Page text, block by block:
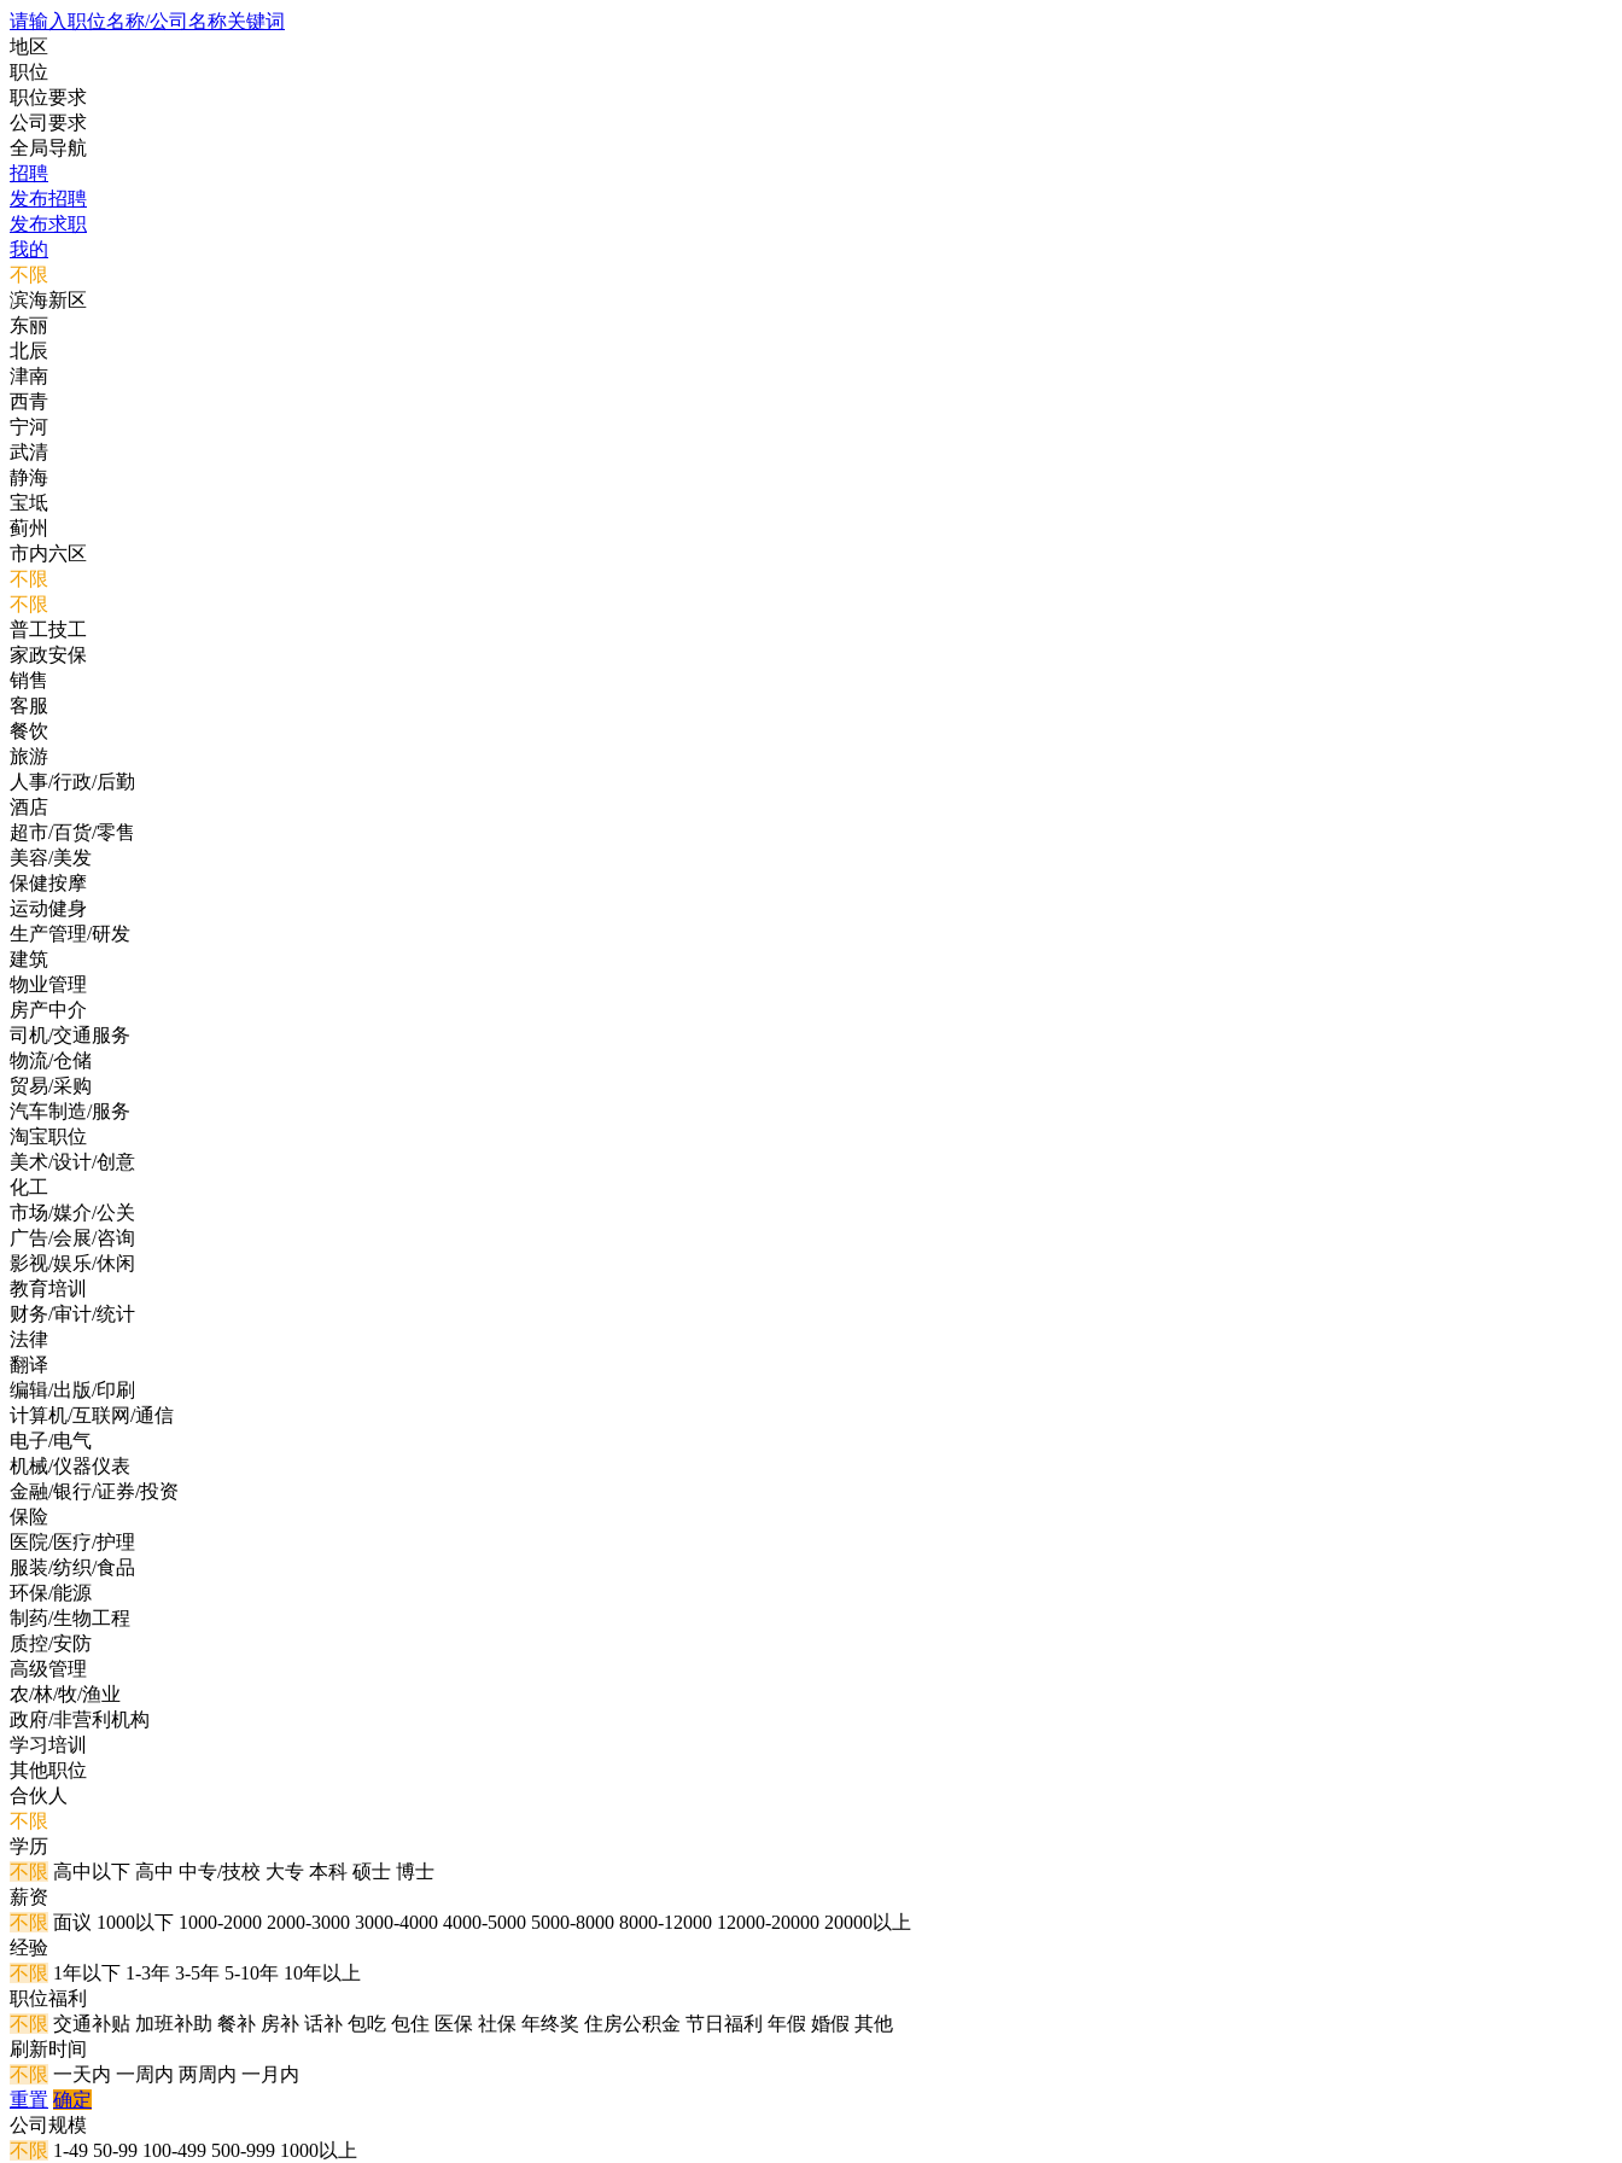
请输入职位名称/公司名称关键词
地区
职位
职位要求
公司要求
全局导航
招聘
发布招聘
发布求职
我的
不限
滨海新区
东丽
北辰
津南
西青
宁河
武清
静海
宝坻
蓟州
市内六区
不限
不限
普工技工
家政安保
销售
客服
餐饮
旅游
人事/行政/后勤
酒店
超市/百货/零售
美容/美发
保健按摩
运动健身
生产管理/研发
建筑
物业管理
房产中介
司机/交通服务
物流/仓储
贸易/采购
汽车制造/服务
淘宝职位
美术/设计/创意
化工
市场/媒介/公关
广告/会展/咨询
影视/娱乐/休闲
教育培训
财务/审计/统计
法律
翻译
编辑/出版/印刷
计算机/互联网/通信
电子/电气
机械/仪器仪表
金融/银行/证券/投资
保险
医院/医疗/护理
服装/纺织/食品
环保/能源
制药/生物工程
质控/安防
高级管理
农/林/牧/渔业
政府/非营利机构
学习培训
其他职位
合伙人
不限
学历
不限 高中以下 高中 中专/技校 大专 本科 硕士 博士
薪资
不限 面议 1000以下 1000-2000 2000-3000 3000-4000 4000-5000 5000-8000 8000-12000 12000-20000 20000以上
经验
不限 1年以下 1-3年 3-5年 5-10年 10年以上
职位福利
不限 交通补贴 加班补助 餐补 房补 话补 包吃 包住 医保 社保 年终奖 住房公积金 节日福利 年假 婚假 其他
刷新时间
不限 一天内 一周内 两周内 一月内
重置 确定
公司规模
不限 1-49 50-99 100-499 500-999 1000以上